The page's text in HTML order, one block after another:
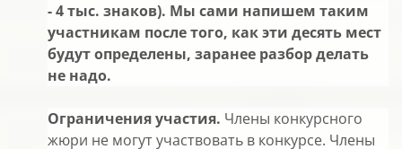
- 4 тыс. знаков). Мы сами напишем таким
участникам после того, как эти десять мест
будут определены, заранее разбор делать
не надо.
Ограничения участия. Члены конкурсного
жюри не могут участвовать в конкурсе. Члены